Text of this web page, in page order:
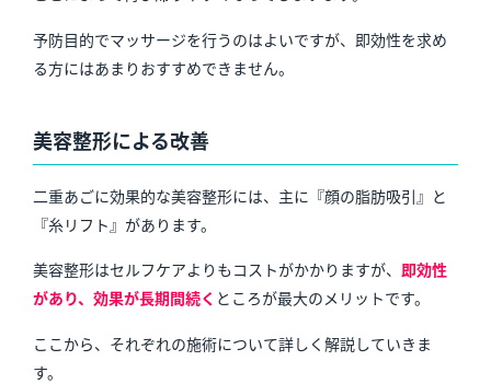
予防目的でマッサージを行うのはよいですが、即効性を求め
る方にはあまりおすすめできません。
美容整形による改善
二重あごに効果的な美容整形には、主に『顔の脂肪吸引』と
『糸リフト』があります。
美容整形はセルフケアよりもコストがかかりますが、 即効性
があり、効果が長期間続く ところが最大のメリットです。
ここから、それぞれの施術について詳しく解説していきま
す。